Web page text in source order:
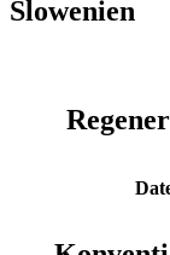
Slowenien